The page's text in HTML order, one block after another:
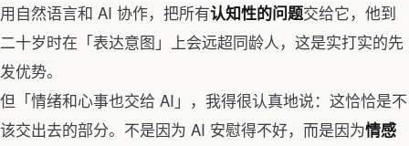
用自然语言和 AI 协作，把所有认知性的问题交给它，他到
二十岁时在「表达意图」上会远超同龄人，这是实打实的先
发优势。
但「情绪和心事也交给 AI」，我得很认真地说：这恰恰是不
该交出去的部分。不是因为 AI 安慰得不好，而是因为情感